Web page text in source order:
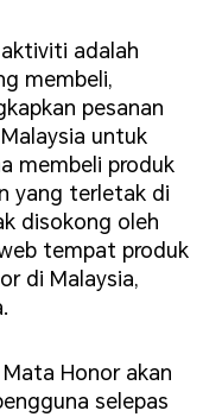
adalah
membeli,
pesanan
untuk
membeli produk
yang terletak di
disokong oleh
tempat produk
di Malaysia,
Honor akan
selepas